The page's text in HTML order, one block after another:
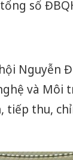
số
Nguyễn
và Môi
tiếp thu,